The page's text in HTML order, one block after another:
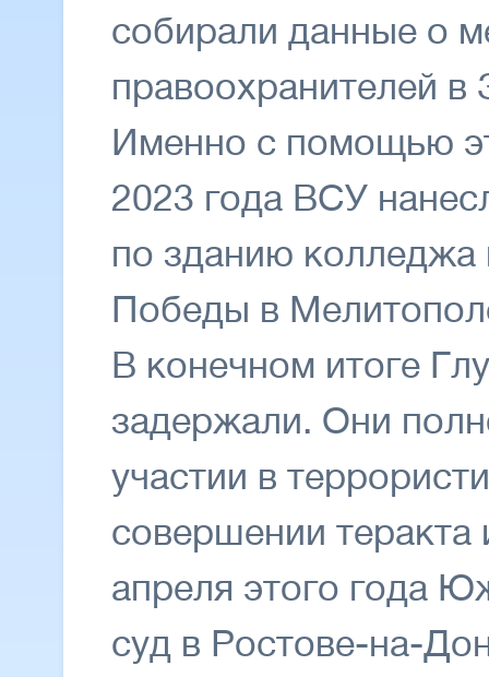
собирали данные о
правоохранителей
Именно с помощью
2023 года ВСУ
по зданию колледжа
Победы в
В конечном итоге
задержали. Они
участии в
совершении
апреля этого года
суд в Ростове-на-